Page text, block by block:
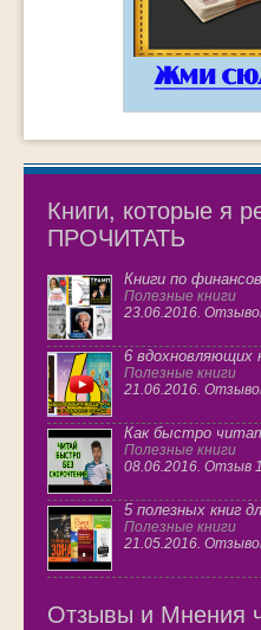
Книги, которые я
ПРОЧИТАТЬ
Книги по
Полезные книги
23.06.2016.
6 вдохновляющих
Полезные книги
21.06.2016.
Как быстро
Полезные книги
08.06.2016. Отзыв 1
5 полезных книг
Полезные книги
21.05.2016.
Отзывы и Мнения